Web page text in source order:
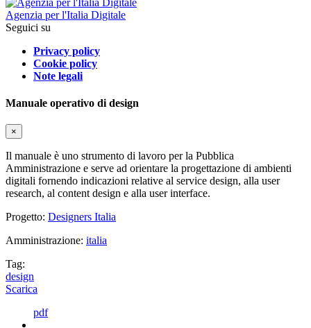
Agenzia per l'Italia Digitale
Seguici su
Privacy policy
Cookie policy
Note legali
Manuale operativo di design
×
Il manuale è uno strumento di lavoro per la Pubblica
Amministrazione e serve ad orientare la progettazione di ambienti
digitali fornendo indicazioni relative al service design, alla user
research, al content design e alla user interface.
Progetto: Designers Italia
Amministrazione: italia
Tag:
design
Scarica
pdf